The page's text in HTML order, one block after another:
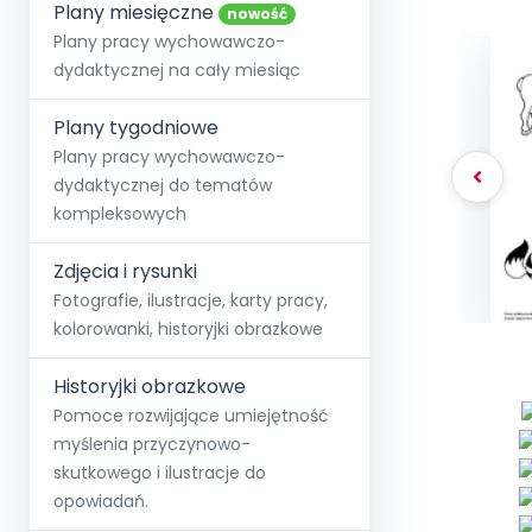
Społeczność
+48 12 631 04 10
kontakt@blizejprzedszkola.pl
O miesięczniku
Strona główna
Strefy,
O Akademii
Akademia
Poznaj pakiet MAX
Testuj przez 7 dni
E-
∞Pakiet
Pełen
Wszystkie projekty
Skontaktuj się
Dodaj wpis
Plany miesięczne nowość
Plany pracy wychowawczo-
dydaktycznej na cały miesiąc
Plany tygodniowe
Plany pracy wychowawczo-
dydaktycznej do tematów
kompleksowych
Zdjęcia i rysunki
Fotografie, ilustracje, karty pracy,
kolorowanki, historyjki obrazkowe
Historyjki obrazkowe
Pomoce rozwijające umiejętność
myślenia przyczynowo-
skutkowego i ilustracje do
opowiadań.